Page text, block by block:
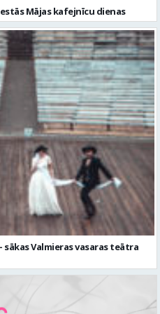
sākas Valmieras vasaras teātra